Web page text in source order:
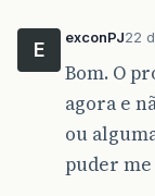
E
exconPJ22
Bom. O
agora e
ou
puder me